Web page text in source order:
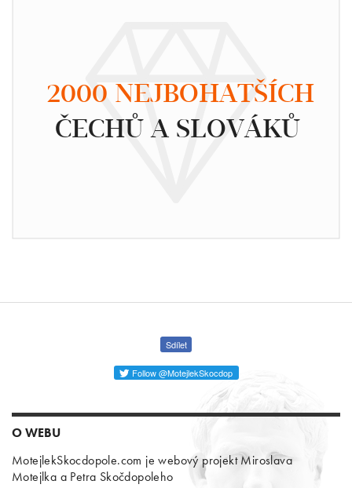
2000 NEJBOHATŠÍCH
ČECHŮ A SLOVÁKŮ
Sdílet
Follow @MotejlekSkocdop
O WEBU
MotejlekSkocdopole.com je webový projekt Miroslava
Motejlka a Petra Skočdopoleho